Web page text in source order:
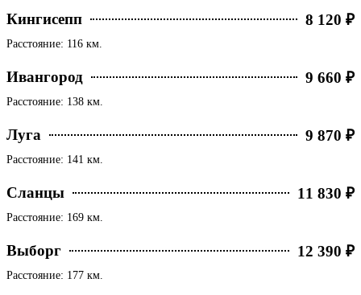
Кингисепп 8 120 ₽
Расстояние: 116 км.
Ивангород 9 660 ₽
Расстояние: 138 км.
Луга 9 870 ₽
Расстояние: 141 км.
Сланцы 11 830 ₽
Расстояние: 169 км.
Выборг 12 390 ₽
Расстояние: 177 км.